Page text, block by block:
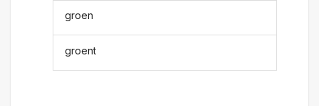
groen
groent